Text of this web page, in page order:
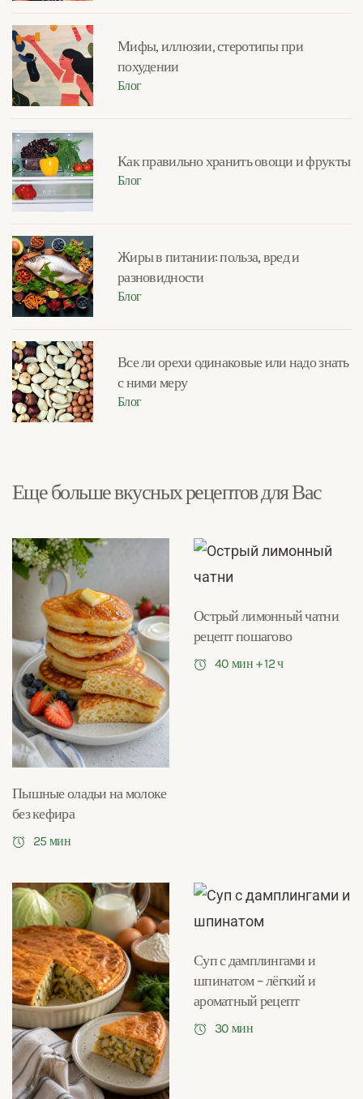
Мифы, иллюзии, стеротипы при
похудении
Блог
Как правильно хранить овощи и фрукты
Блог
Жиры в питании: польза, вред и
разновидности
Блог
Все ли орехи одинаковые или надо знать
с ними меру
Блог
Еще больше вкусных рецептов для Вас
Пышные оладьи на молоке
без кефира
25 мин
Острый лимонный чатни
рецепт пошагово
40 мин + 12 ч
Суп с дамплингами и
шпинатом – лёгкий и
ароматный рецепт
30 мин